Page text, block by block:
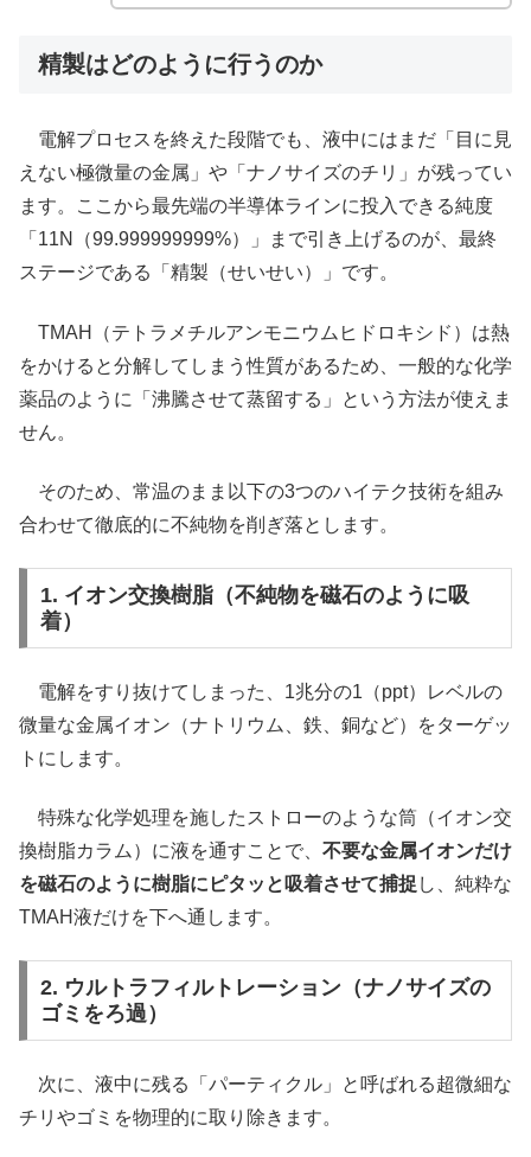
精製はどのように行うのか
電解プロセスを終えた段階でも、液中にはまだ「目に見
えない極微量の金属」や「ナノサイズのチリ」が残ってい
ます。ここから最先端の半導体ラインに投入できる純度
「11N（99.999999999%）」まで引き上げるのが、最終
ステージである「精製（せいせい）」です。
TMAH（テトラメチルアンモニウムヒドロキシド）は熱
をかけると分解してしまう性質があるため、一般的な化学
薬品のように「沸騰させて蒸留する」という方法が使えま
せん。
そのため、常温のまま以下の3つのハイテク技術を組み
合わせて徹底的に不純物を削ぎ落とします。
1. イオン交換樹脂（不純物を磁石のように吸
着）
電解をすり抜けてしまった、1兆分の1（ppt）レベルの
微量な金属イオン（ナトリウム、鉄、銅など）をターゲッ
トにします。
特殊な化学処理を施したストローのような筒（イオン交
換樹脂カラム）に液を通すことで、 不要な金属イオンだけ
を磁石のように樹脂にピタッと吸着させて捕捉 し、純粋な
TMAH液だけを下へ通します。
2. ウルトラフィルトレーション（ナノサイズの
ゴミをろ過）
次に、液中に残る「パーティクル」と呼ばれる超微細な
チリやゴミを物理的に取り除きます。